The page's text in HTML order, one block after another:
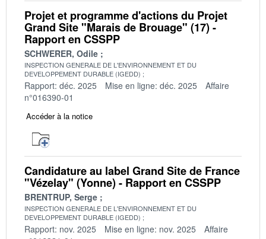
Projet et programme d'actions du Projet
Grand Site "Marais de Brouage" (17) -
Rapport en CSSPP
SCHWERER, Odile
INSPECTION GENERALE DE L'ENVIRONNEMENT ET DU
DEVELOPPEMENT DURABLE (IGEDD)
Rapport: déc. 2025 Mise en ligne: déc. 2025
Affaire
n°016390-01
Accéder à la notice
Candidature au label Grand Site de France
"Vézelay" (Yonne) - Rapport en CSSPP
BRENTRUP, Serge
INSPECTION GENERALE DE L'ENVIRONNEMENT ET DU
DEVELOPPEMENT DURABLE (IGEDD)
Rapport: nov. 2025 Mise en ligne: nov. 2025
Affaire